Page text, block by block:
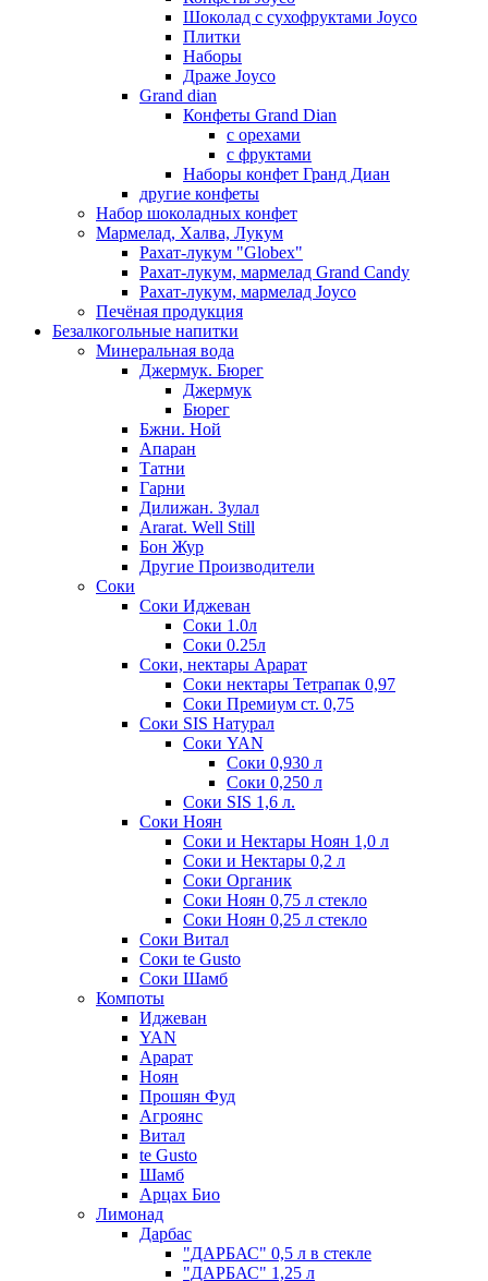
Шоколад с сухофруктами Joyco
Плитки
Наборы
Драже Joyco
Grand dian
Конфеты Grand Dian
с орехами
с фруктами
Наборы конфет Гранд Диан
другие конфеты
Набор шоколадных конфет
Мармелад, Халва, Лукум
Рахат-лукум "Globex"
Рахат-лукум, мармелад Grand Candy
Рахат-лукум, мармелад Joyco
Печёная продукция
Безалкогольные напитки
Минеральная вода
Джермук. Бюрег
Джермук
Бюрег
Бжни. Ной
Апаран
Татни
Гарни
Дилижан. Зулал
Ararat. Well Still
Бон Жур
Другие Производители
Соки
Соки Иджеван
Соки 1.0л
Соки 0.25л
Соки, нектары Арарат
Соки нектары Тетрапак 0,97
Соки Премиум ст. 0,75
Соки SIS Натурал
Соки YAN
Соки 0,930 л
Соки 0,250 л
Соки SIS 1,6 л.
Соки Ноян
Соки и Нектары Ноян 1,0 л
Соки и Нектары 0,2 л
Соки Органик
Соки Ноян 0,75 л стекло
Соки Ноян 0,25 л стекло
Соки Витал
Соки te Gusto
Соки Шамб
Компоты
Иджеван
YAN
Арарат
Ноян
Прошян Фуд
Агроянс
Витал
te Gusto
Шамб
Арцах Био
Лимонад
Дарбас
"ДАРБАС" 0,5 л в стекле
"ДАРБАС" 1,25 л